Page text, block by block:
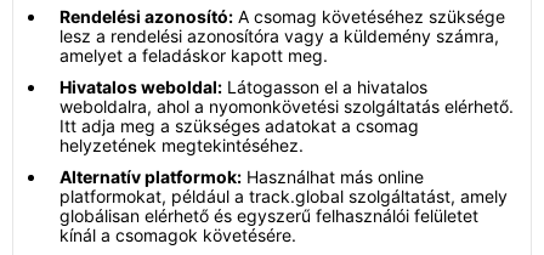
Rendelési azonosító: A csomag követéséhez szüksége
lesz a rendelési azonosítóra vagy a küldemény számra,
amelyet a feladáskor kapott meg.
Hivatalos weboldal: Látogasson el a hivatalos
weboldalra, ahol a nyomonkövetési szolgáltatás elérhető.
Itt adja meg a szükséges adatokat a csomag
helyzetének megtekintéséhez.
Alternatív platformok: Használhat más online
platformokat, például a track.global szolgáltatást, amely
globálisan elérhető és egyszerű felhasználói felületet
kínál a csomagok követésére.